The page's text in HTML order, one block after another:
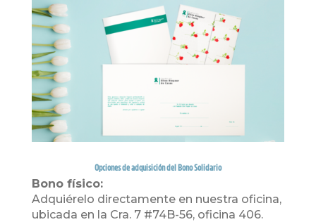
Opciones de adquisición del Bono Solidario
Bono físico:
Adquiérelo directamente en nuestra oficina,
ubicada en la Cra. 7 #74B-56, oficina 406.